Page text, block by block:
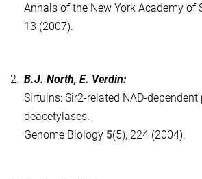
Annals of the New York Academy of
13 (2007).
2. B.J. North, E. Verdin:
Sirtuins: Sir2-related NAD-dependent
deacetylases.
Genome Biology 5(5), 224 (2004).